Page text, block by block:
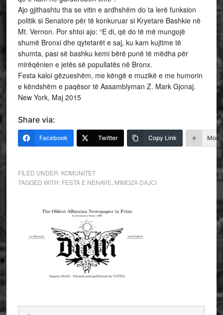
Ajo gjithashtu tha se vitin e ardhshëm do ta lerë funksion
politik si Senatore për të konkuruar si Kryetare Bashkie në
Mt. Vernon. Por shtoi ajo: “E di, që do të më mungojë
shumë Bronxi dhe qytetarët e saj, ku kam kujtime të
shumta, pasi së bashku kemi bërë punë të mëdha për
mirëqënien e jetës së popullatës në Bronx.
Festa kaloi gëzueshëm, me këngë e muzikë e me humorin
e këndshëm e paqësor të Assamblyman Z. Mark Gjonaj.
New York, Maj 2015
Share via:
Facebook Twitter Copy Link More
FILED UNDER: KOMUNITET
TAGGED WITH: FESTA E NENAVE MIMOZA DAJCI